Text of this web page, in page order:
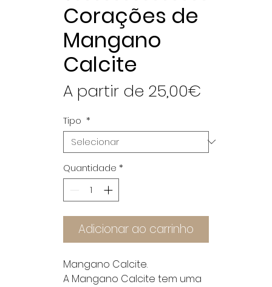
Corações de
Mangano
Calcite
A partir de 25,00€
Tipo *
Quantidade *
Adicionar ao carrinho
Mangano Calcite.
A Mangano Calcite tem uma